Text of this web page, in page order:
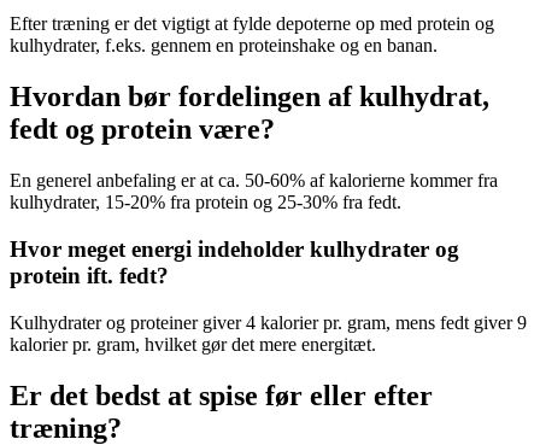
Efter træning er det vigtigt at fylde depoterne op med protein og
kulhydrater, f.eks. gennem en proteinshake og en banan.
Hvordan bør fordelingen af kulhydrat,
fedt og protein være?
En generel anbefaling er at ca. 50-60% af kalorierne kommer fra
kulhydrater, 15-20% fra protein og 25-30% fra fedt.
Hvor meget energi indeholder kulhydrater og
protein ift. fedt?
Kulhydrater og proteiner giver 4 kalorier pr. gram, mens fedt giver 9
kalorier pr. gram, hvilket gør det mere energitæt.
Er det bedst at spise før eller efter
træning?